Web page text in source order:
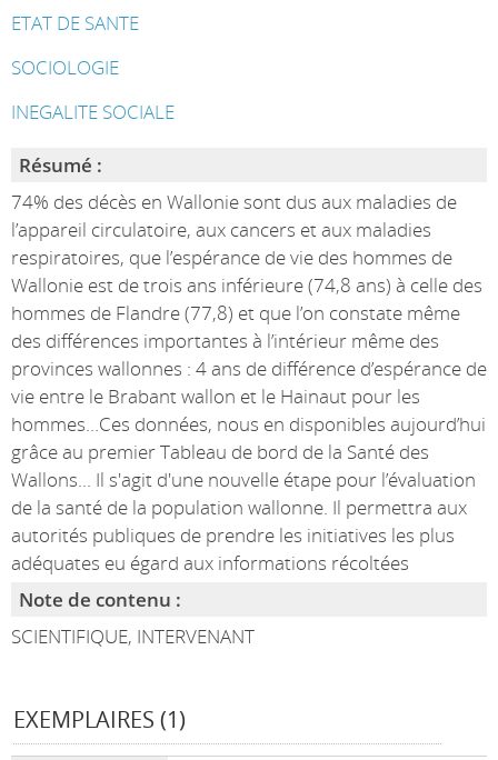
ETAT DE SANTE
SOCIOLOGIE
INEGALITE SOCIALE
Résumé :
74% des décès en Wallonie sont dus aux maladies de
l’appareil circulatoire, aux cancers et aux maladies
respiratoires, que l’espérance de vie des hommes de
Wallonie est de trois ans inférieure (74,8 ans) à celle des
hommes de Flandre (77,8) et que l’on constate même
des différences importantes à l’intérieur même des
provinces wallonnes : 4 ans de différence d’espérance de
vie entre le Brabant wallon et le Hainaut pour les
hommes…Ces données, nous en disponibles aujourd’hui
grâce au premier Tableau de bord de la Santé des
Wallons... Il s'agit d'une nouvelle étape pour l’évaluation
de la santé de la population wallonne. Il permettra aux
autorités publiques de prendre les initiatives les plus
adéquates eu égard aux informations récoltées
Note de contenu :
SCIENTIFIQUE, INTERVENANT
EXEMPLAIRES (1)